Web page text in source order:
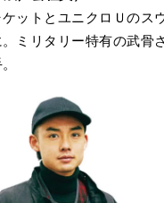
ットとユニクロＵのス
ミリタリー特有の武骨